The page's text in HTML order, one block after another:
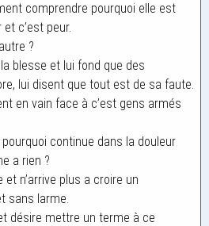
comprendre pourquoi elle est
c’est peur.
?
blesse et lui fond que des
lui disent que tout est de sa faute.
en vain face à c’est gens armés
continue dans la douleur
a rien ?
n’arrive plus a croire un
sans larme.
désire mettre un terme à ce